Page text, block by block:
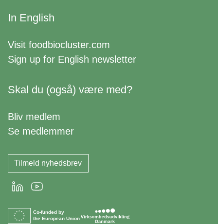
In English
Visit foodbiocluster.com
Sign up for English newsletter
Skal du (også) være med?
Bliv medlem
Se medlemmer
Tilmeld nyhedsbrev
LinkedInYoutube
Co-funded by
the European Union